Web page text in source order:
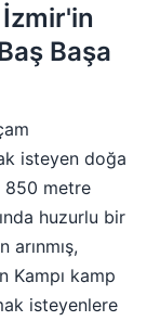
İzmir'in
Başa
isteyen doğa
850 metre
huzurlu bir
arınmış,
Kampı kamp
isteyenlere